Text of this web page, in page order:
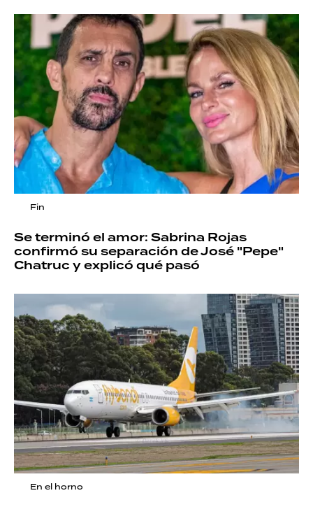
Fin
Se terminó el amor: Sabrina Rojas
confirmó su separación de José "Pepe"
Chatruc y explicó qué pasó
En el horno